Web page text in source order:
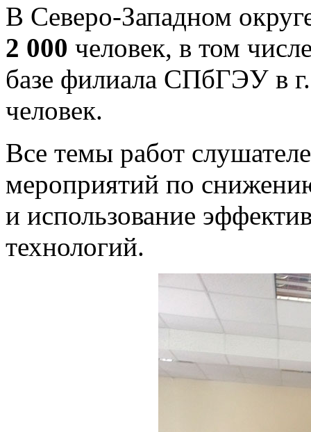
В Северо-Западном
2 000 человек, в том
базе филиала СПбГЭУ в
человек.
Все темы работ
мероприятий по
и использование
технологий.